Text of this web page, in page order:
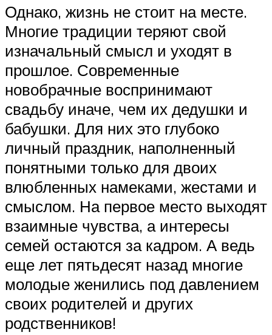
Однако, жизнь не стоит на месте.
Многие традиции теряют свой
изначальный смысл и уходят в
прошлое. Современные
новобрачные воспринимают
свадьбу иначе, чем их дедушки и
бабушки. Для них это глубоко
личный праздник, наполненный
понятными только для двоих
влюбленных намеками, жестами и
смыслом. На первое место выходят
взаимные чувства, а интересы
семей остаются за кадром. А ведь
еще лет пятьдесят назад многие
молодые женились под давлением
своих родителей и других
родственников!